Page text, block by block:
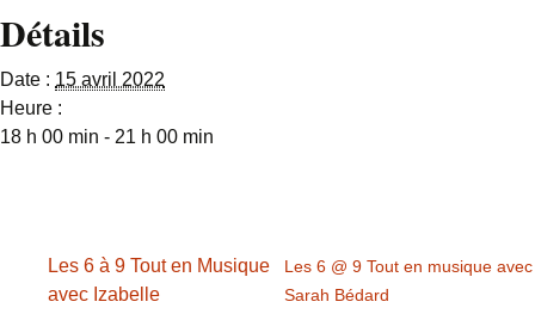
Détails
Date : 15 avril 2022
Heure :
18 h 00 min - 21 h 00 min
Les 6 à 9 Tout en Musique
avec Izabelle
Les 6 @ 9 Tout en musique avec
Sarah Bédard